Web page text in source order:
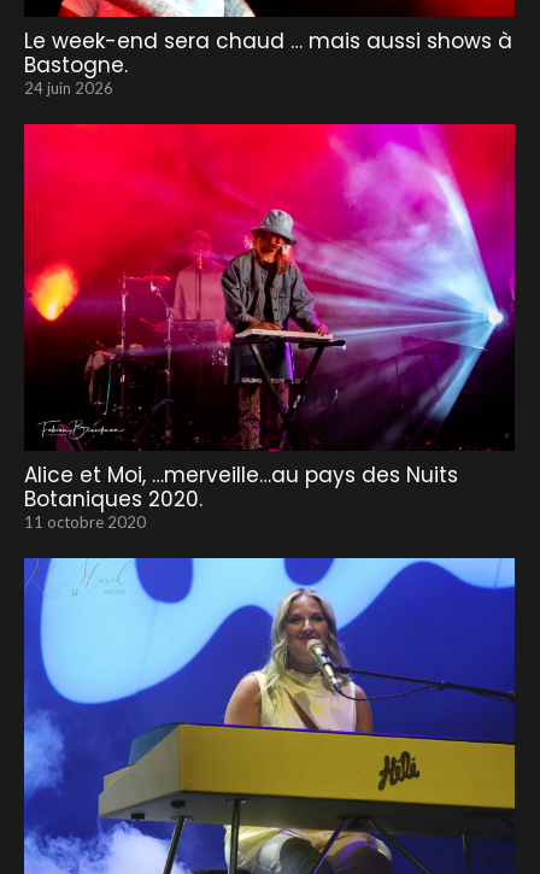
Le week-end sera chaud … mais aussi shows à
Bastogne.
24 juin 2026
Alice et Moi, …merveille…au pays des Nuits
Botaniques 2020.
11 octobre 2020